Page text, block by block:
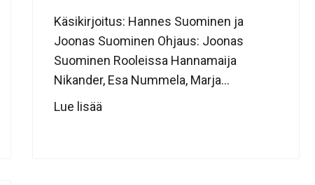
Käsikirjoitus: Hannes Suominen ja
Joonas Suominen Ohjaus: Joonas
Suominen Rooleissa Hannamaija
Nikander, Esa Nummela, Marja...
Lue lisää